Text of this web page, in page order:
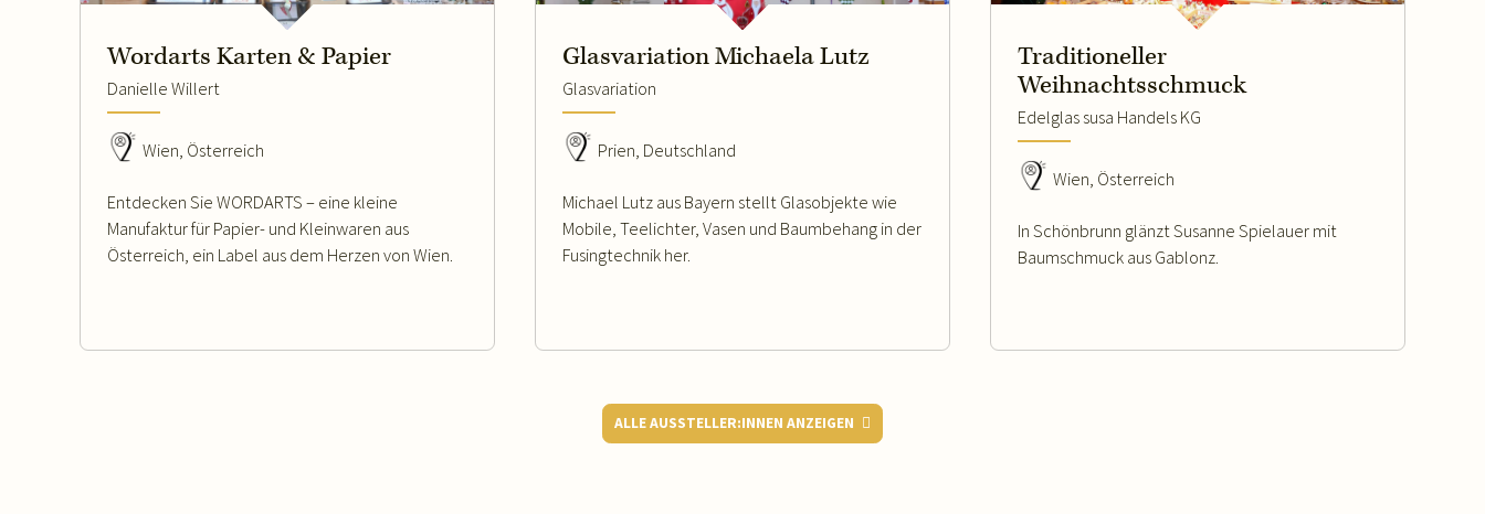
Wordarts Karten & Papier
Danielle Willert
Wien, Österreich
Entdecken Sie WORDARTS – eine kleine
Manufaktur für Papier- und Kleinwaren aus
Österreich, ein Label aus dem Herzen von Wien.
Glasvariation Michaela Lutz
Glasvariation
Prien, Deutschland
Michael Lutz aus Bayern stellt Glasobjekte wie
Mobile, Teelichter, Vasen und Baumbehang in der
Fusingtechnik her.
Traditioneller
Weihnachtsschmuck
Edelglas susa Handels KG
Wien, Österreich
In Schönbrunn glänzt Susanne Spielauer mit
Baumschmuck aus Gablonz.
ALLE AUSSTELLER:INNEN ANZEIGEN